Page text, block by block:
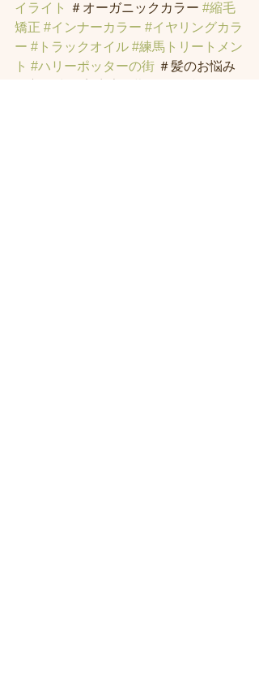
イライト
＃オーガニックカラー #縮毛
矯正 #インナーカラー #イヤリングカラ
ー #トラックオイル #練馬トリートメン
ト #ハリーポッターの街 ＃髪のお悩み